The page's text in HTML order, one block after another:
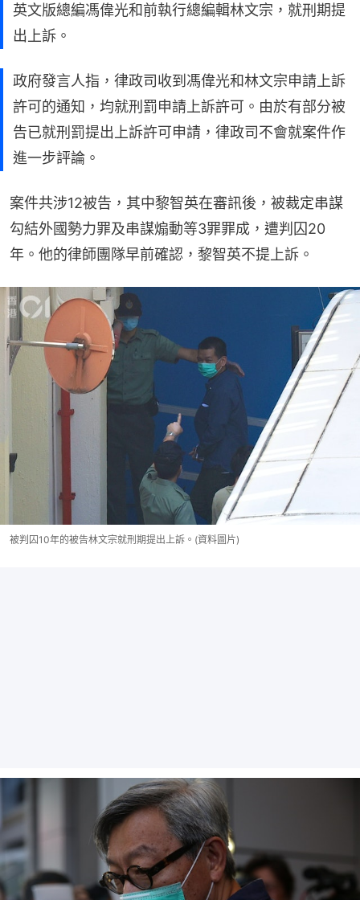
英文版總編馮偉光和前執行總編輯林文宗，就刑期提
出上訴。
政府發言人指，律政司收到馮偉光和林文宗申請上訴
許可的通知，均就刑罰申請上訴許可。由於有部分被
告已就刑罰提出上訴許可申請，律政司不會就案件作
進一步評論。
案件共涉12被告，其中黎智英在審訊後，被裁定串謀
勾結外國勢力罪及串謀煽動等3罪罪成，遭判囚20
年。他的律師團隊早前確認，黎智英不提上訴。
被判囚10年的被告林文宗就刑期提出上訴。(資料圖片)